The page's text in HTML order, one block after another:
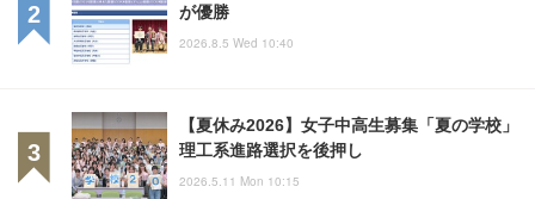
が優勝
2026.8.5 Wed 10:40
【夏休み2026】女子中高生募集「夏の学校」
理工系進路選択を後押し
2026.5.11 Mon 10:15